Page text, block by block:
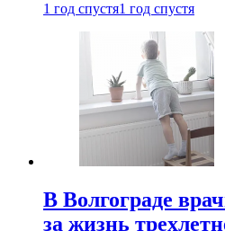
1 год спустя1 год спустя
В Волгограде
за жизнь